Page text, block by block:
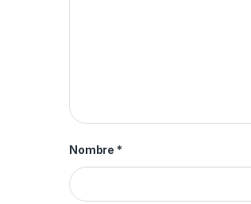
Nombre *